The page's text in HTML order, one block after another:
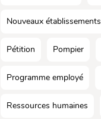
Nouveaux établissements
Pétition Pompier
Programme employé
Ressources humaines